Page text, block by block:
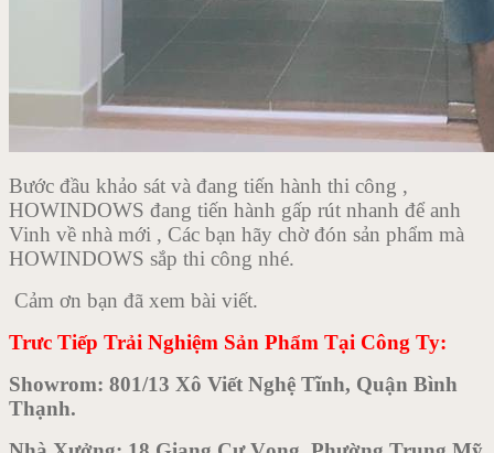
Bước đầu khảo sát và đang tiến hành thi công ,
HOWINDOWS đang tiến hành gấp rút nhanh để anh
Vinh về nhà mới , Các bạn hãy chờ đón sản phẩm mà
HOWINDOWS sắp thi công nhé.
Cảm ơn bạn đã xem bài viết.
Trưc Tiếp Trải Nghiệm Sản Phẩm Tại Công Ty:
Showrom: 801/13 Xô Viết Nghệ Tĩnh, Quận Bình
Thạnh.